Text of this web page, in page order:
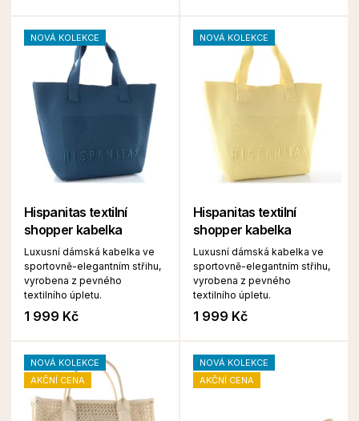
NOVÁ KOLEKCE
Hispanitas textilní
shopper kabelka
Luxusní dámská kabelka ve
sportovně-elegantním střihu,
vyrobena z pevného
textilního úpletu.
1 999 Kč
NOVÁ KOLEKCE
Hispanitas textilní
shopper kabelka
Luxusní dámská kabelka ve
sportovně-elegantním střihu,
vyrobena z pevného
textilního úpletu.
1 999 Kč
NOVÁ KOLEKCE
AKČNÍ CENA
NOVÁ KOLEKCE
AKČNÍ CENA